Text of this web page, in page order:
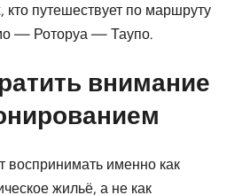
кто путешествует по маршруту
— Роторуа — Таупо.
внимание
воспринимать именно как
жильё, а не как